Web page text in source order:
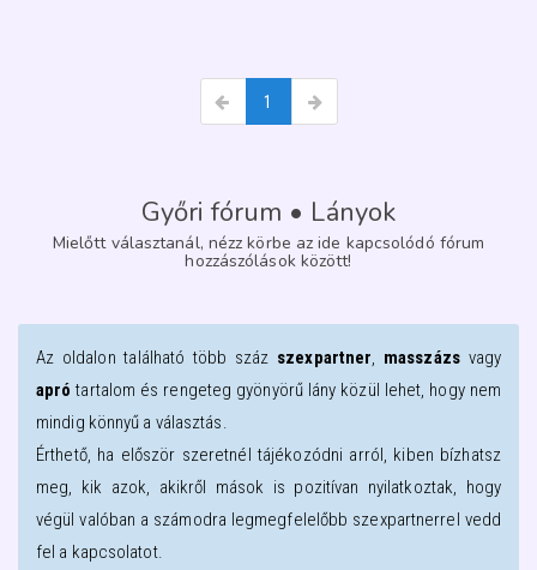
1
Győri fórum • Lányok
Mielőtt választanál, nézz körbe az ide kapcsolódó fórum
hozzászólások között!
Az oldalon található több száz szexpartner, masszázsvagy
apró tartalom és rengeteg gyönyörű lány közül lehet, hogy nem
mindig könnyű a választás.
Érthető, ha először szeretnél tájékozódni arról, kiben bízhatsz
meg, kik azok, akikről mások is pozitívan nyilatkoztak, hogy
végül valóban a számodra legmegfelelőbb szexpartnerrel vedd
fel a kapcsolatot.